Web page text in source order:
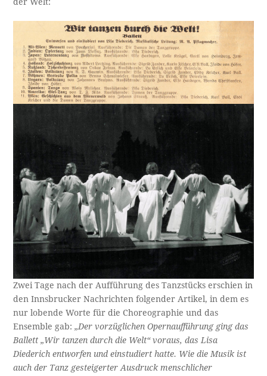
Zwei Tage nach der Aufführung des Tanzstücks erschien in
den Innsbrucker Nachrichten folgender Artikel, in dem es
nur lobende Worte für die Choreographie und das
Ensemble gab:„Der vorzüglichen Opernaufführung ging das
Ballett „Wir tanzen durch die Welt“ voraus, das Lisa
Diederich entworfen und einstudiert hatte. Wie die Musik ist
auch der Tanz gesteigerter Ausdruck menschlicher